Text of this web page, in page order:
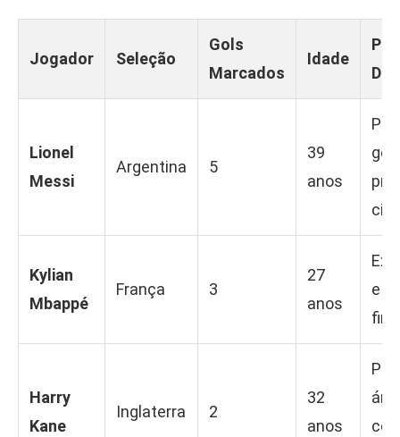
Jogador Seleção
Gols
Marcados
Idade
Lionel
Messi
Argentina 5
39
anos
Kylian
Mbappé
França 3
27
anos
e
Harry
Kane
Inglaterra 2
32
anos